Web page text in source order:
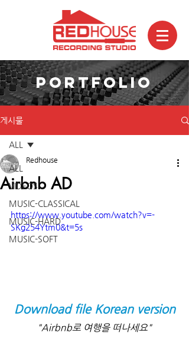
게시물
ALL
VIDEOS
MUSIC-CLASSICAL
MUSIC-HARD
MUSIC-SOFT
ALL
Airbnb AD
Redhouse
https://www.youtube.com/watch?v=-
SKg254Ytm0&t=5s
Download file Korean version
"Airbnb로 여행을 떠나세요"
PORTFOLIO